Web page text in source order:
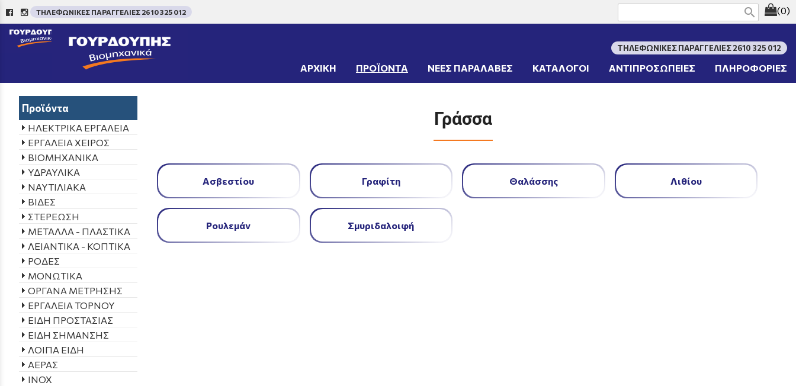
ΤΗΛΕΦΩΝΙΚΕΣ ΠΑΡΑΓΓΕΛΙΕΣ 2610 325 012 (0)
search
ΤΗΛΕΦΩΝΙΚΕΣ ΠΑΡΑΓΓΕΛΙΕΣ 2610 325 012
/
ΑΡΧΙΚΗ ΠΡΟΪΟΝΤΑ ΝΕΕΣ ΠΑΡΑΛΑΒΕΣ ΚΑΤΑΛΟΓΟΙ ΑΝΤΙΠΡΟΣΩΠΕΙΕΣ ΠΛΗΡΟΦΟΡΙΕΣ
Προϊόντα
ΗΛΕΚΤΡΙΚΑ ΕΡΓΑΛΕΙΑ
ΕΡΓΑΛΕΙΑ ΧΕΙΡΟΣ
ΒΙΟΜΗΧΑΝΙΚΑ
ΥΔΡΑΥΛΙΚΑ
ΝΑΥΤΙΛΙΑΚΑ
ΒΙΔΕΣ
ΣΤΕΡΕΩΣΗ
ΜΕΤΑΛΛΑ - ΠΛΑΣΤΙΚΑ
ΛΕΙΑΝΤΙΚΑ - ΚΟΠΤΙΚΑ
ΡΟΔΕΣ
ΜΟΝΩΤΙΚΑ
ΟΡΓΑΝΑ ΜΕΤΡΗΣΗΣ
ΕΡΓΑΛΕΙΑ ΤΟΡΝΟΥ
ΕΙΔΗ ΠΡΟΣΤΑΣΙΑΣ
ΕΙΔΗ ΣΗΜΑΝΣΗΣ
ΛΟΙΠΑ ΕΙΔΗ
ΑΕΡΑΣ
INOX
Aρχική σελίδα
Γράσσα
Ασβεστίου Γραφίτη Θαλάσσης Λιθίου
Ρουλεμάν Σμυριδαλοιφή